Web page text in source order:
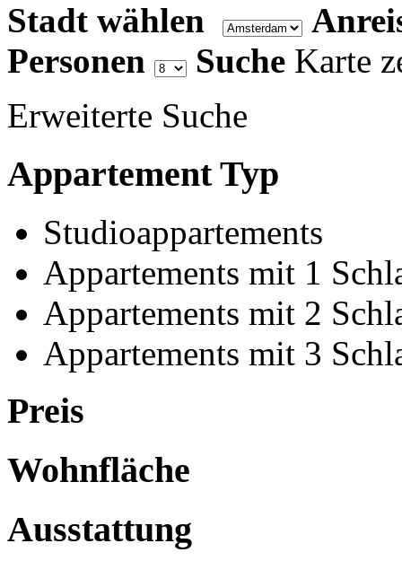
Stadt wählen
Personen
Suche Karte
Erweiterte Suche
Appartement Typ
Studioappartements
Appartements mit 1
Appartements mit 2
Appartements mit 3
Preis
Wohnfläche
Ausstattung